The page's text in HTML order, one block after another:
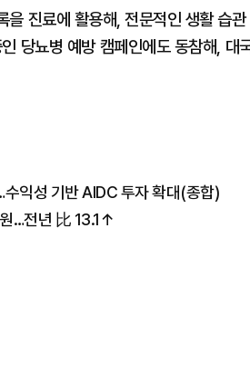
을 진료에 활용해, 전문적인 생활 습
당뇨병 예방 캠페인에도 동참해, 대
익성 기반 AIDC 투자 확대(종합)
…전년 比 13.1↑